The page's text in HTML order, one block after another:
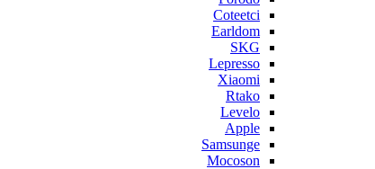
Coteetci
Earldom
SKG
Lepresso
Xiaomi
Rtako
Levelo
Apple
Samsunge
Mocoson